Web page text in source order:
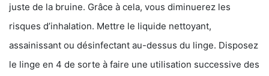
juste de la bruine. Grâce à cela, vous diminuerez les
risques d’inhalation. Mettre le liquide nettoyant,
assainissant ou désinfectant au-dessus du linge. Disposez
le linge en 4 de sorte à faire une utilisation successive des